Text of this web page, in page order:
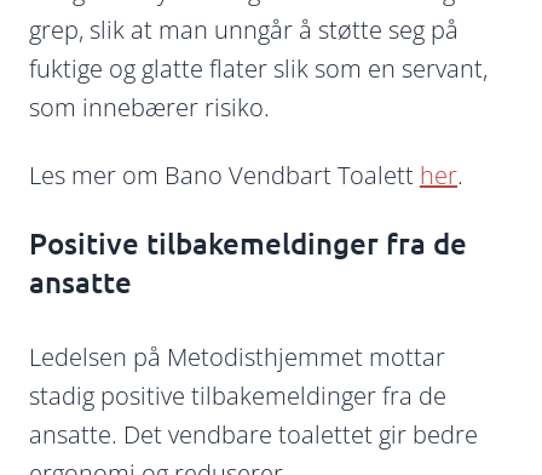
grep, slik at man unngår å støtte seg på
fuktige og glatte flater slik som en servant,
som innebærer risiko.
Les mer om Bano Vendbart Toalett her.
Positive tilbakemeldinger fra de
ansatte
Ledelsen på Metodisthjemmet mottar
stadig positive tilbakemeldinger fra de
ansatte. Det vendbare toalettet gir bedre